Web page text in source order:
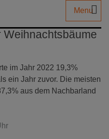
Menu
im Jahr 2022 19,3%
ein Jahr zuvor. Die meisten
aus dem Nachbarland